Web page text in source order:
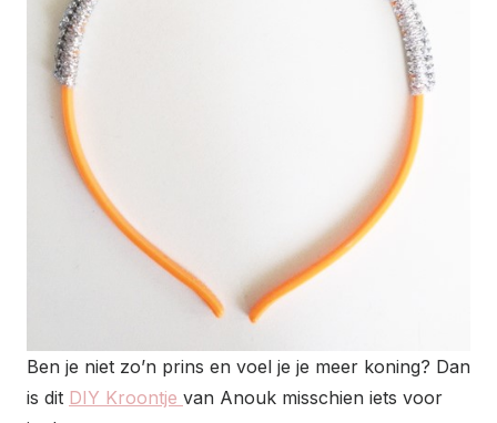
Ben je niet zo’n prins en voel je je meer koning? Dan
is dit DIY Kroontje van Anouk misschien iets voor